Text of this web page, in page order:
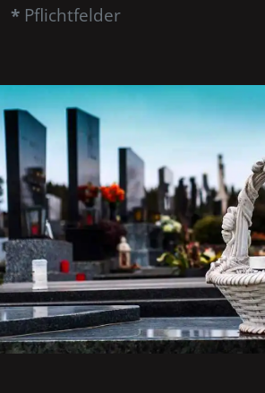
* Pflichtfelder